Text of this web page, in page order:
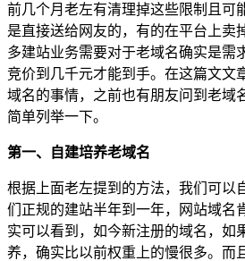
前几个月老左有清理掉这些限制且可
是直接送给网友的，有的在平台上卖
多建站业务需要对于老域名确实是需
竞价到几千元才能到手。在这篇文文
域名的事情，之前也有朋友问到老域
简单列举一下。
第一、自建培养老域名
根据上面老左提到的方法，我们可以
们正规的建站半年到一年，网站域名
实可以看到，如今新注册的域名，如
养，确实比以前权重上的慢很多。而